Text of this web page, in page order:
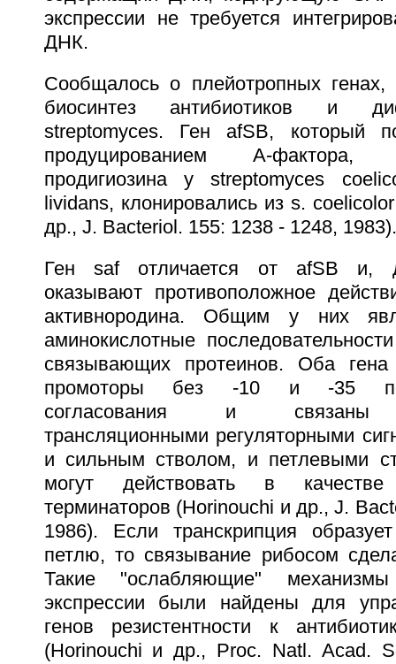
экспрессии не требуется
ДНК.
Сообщалось о плейотропных генах,
биосинтез антибиотиков и
streptomyces. Ген afSB, который
продуцированием A-
продигиозина у streptomyces
lividans, клонировались из s.
др., J. Bacteriol. 155: 1238 - 1248, 1983).
Ген saf отличается от afSB и,
оказывают противоположное
активнородина. Общим у них
аминокислотные
связывающих протеинов. Оба
промоторы без -10 и -35
согласования и связаны
трансляционными регуляторными
и сильным стволом, и петлевыми
могут действовать в качестве
терминаторов (Horinouchi и др., J.
1986). Если транскрипция
петлю, то связывание рибосом
Такие "ослабляющие"
экспрессии были найдены для
генов резистентности к
(Horinouchi и др., Proc. Natl. Acad.